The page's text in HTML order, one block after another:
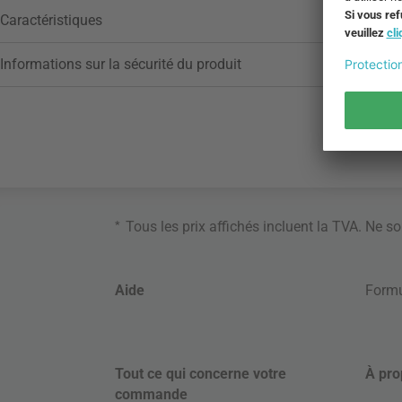
Caractéristiques
Informations sur la sécurité du produit
* Tous les prix affichés incluent la TVA. Ne
Aide
Tout ce qui concerne votre
commande
À